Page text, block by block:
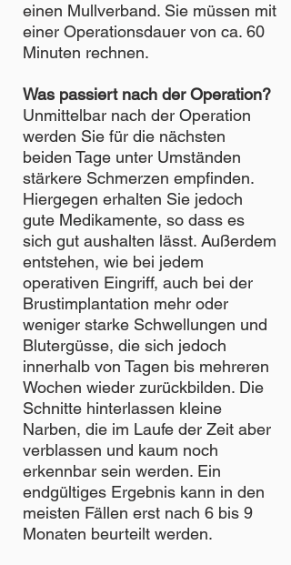
einen Mullverband. Sie müssen mit
einer Operationsdauer von ca. 60
Minuten rechnen.
Was passiert nach der Operation?
Unmittelbar nach der Operation
werden Sie für die nächsten
beiden Tage unter Umständen
stärkere Schmerzen empfinden.
Hiergegen erhalten Sie jedoch
gute Medikamente, so dass es
sich gut aushalten lässt. Außerdem
entstehen, wie bei jedem
operativen Eingriff, auch bei der
Brustimplantation mehr oder
weniger starke Schwellungen und
Blutergüsse, die sich jedoch
innerhalb von Tagen bis mehreren
Wochen wieder zurückbilden. Die
Schnitte hinterlassen kleine
Narben, die im Laufe der Zeit aber
verblassen und kaum noch
erkennbar sein werden. Ein
endgültiges Ergebnis kann in den
meisten Fällen erst nach 6 bis 9
Monaten beurteilt werden.